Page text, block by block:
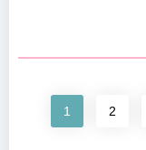
1 2